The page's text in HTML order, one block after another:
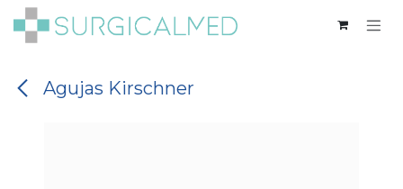
Ir al contenido
Agujas Kirschner